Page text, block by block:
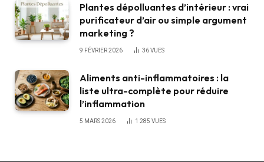
Plantes dépolluantes d’intérieur : vrai
purificateur d’air ou simple argument
marketing ?
9 FÉVRIER 2026 36VUES
Aliments anti-inflammatoires : la
liste ultra-complète pour réduire
l’inflammation
5 MARS 2026 1 285 VUES